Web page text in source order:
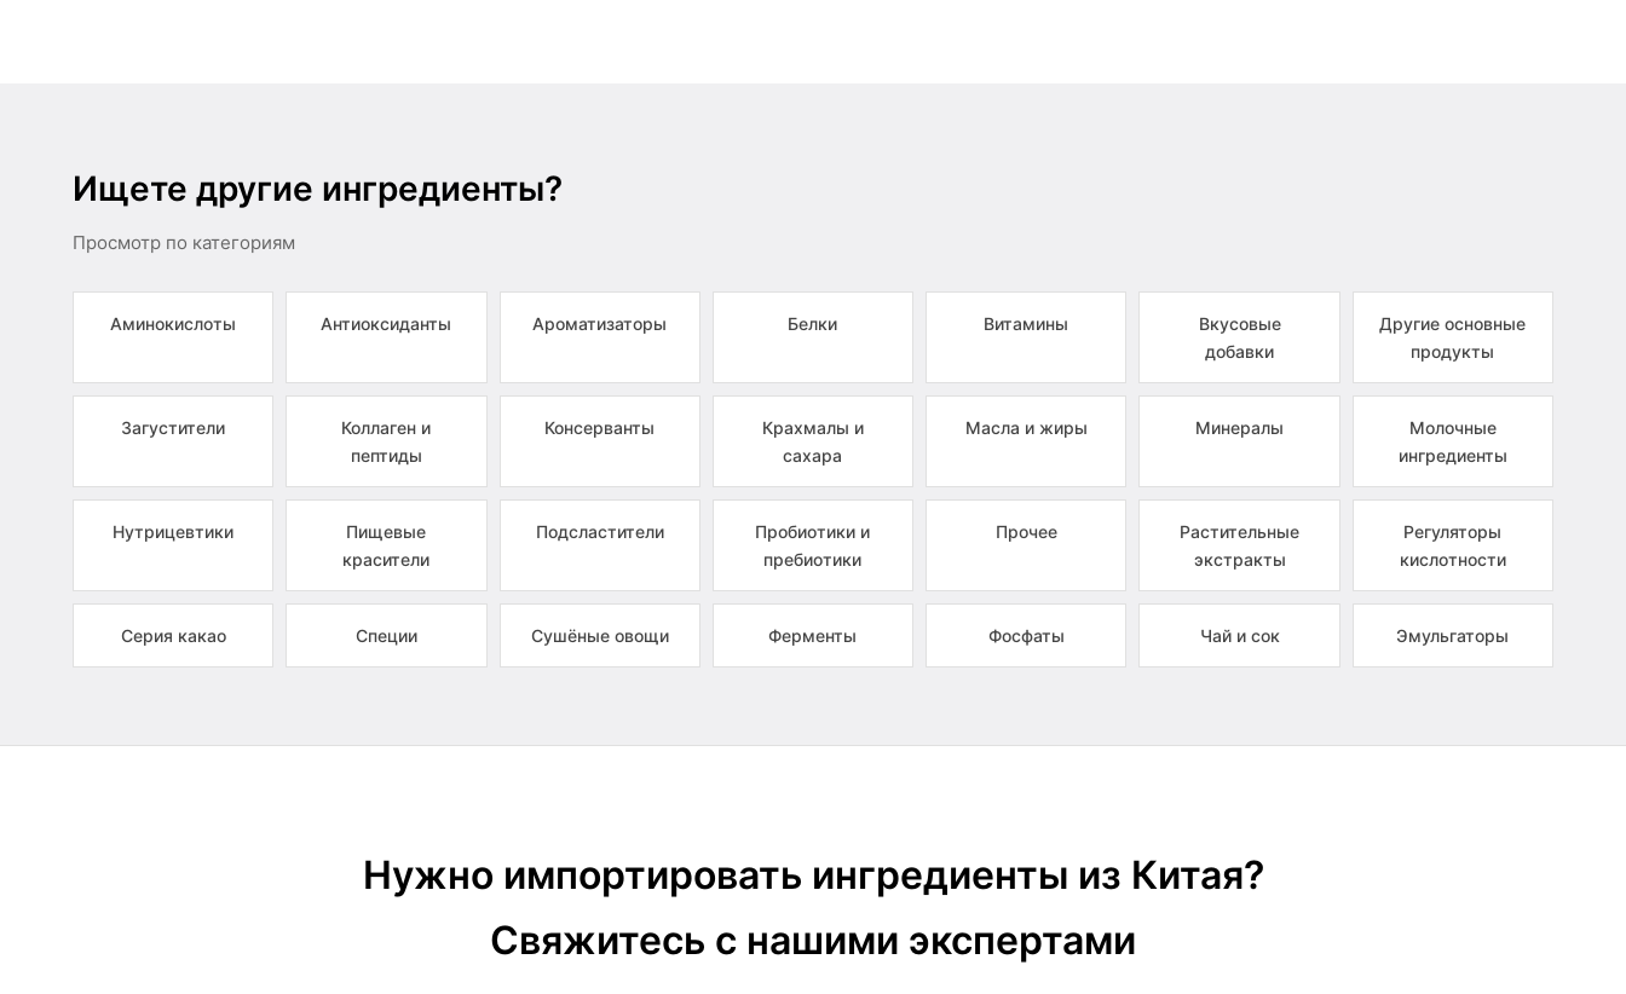
Ищете другие ингредиенты?
Просмотр по категориям
Аминокислоты Антиоксиданты Ароматизаторы Белки Витамины
Вкусовые
добавки
Другие основные
продукты
Загустители
Коллаген и
пептиды
Консерванты
Крахмалы и
сахара
Масла и жиры Минералы
Молочные
ингредиенты
Нутрицевтики
Пищевые
красители
Подсластители
Пробиотики и
пребиотики
Прочее
Растительные
экстракты
Регуляторы
кислотности
Серия какао Специи Сушёные овощи Ферменты Фосфаты Чай и сок Эмульгаторы
Нужно импортировать ингредиенты из Китая?
Свяжитесь с нашими экспертами